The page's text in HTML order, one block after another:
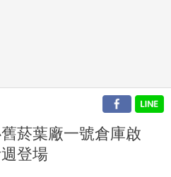
菸葉廠一號倉庫啟
登場